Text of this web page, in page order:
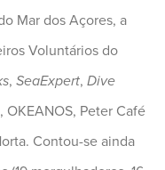
Mar dos Açores, a
Voluntários do
, SeaExpert, Dive
OKEANOS, Peter Café
Contou-se ainda